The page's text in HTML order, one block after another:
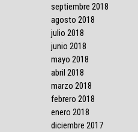
septiembre 2018
agosto 2018
julio 2018
junio 2018
mayo 2018
abril 2018
marzo 2018
febrero 2018
enero 2018
diciembre 2017